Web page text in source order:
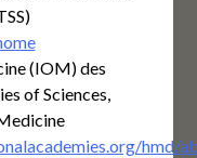
(IOM) des
of Sciences,
hmd/